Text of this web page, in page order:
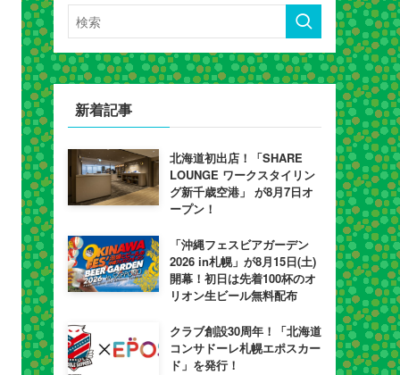
新着記事
北海道初出店！「SHARE
LOUNGE ワークスタイリン
グ新千歳空港」 が8月7日オ
ープン！
「沖縄フェスビアガーデン
2026 in札幌」が8月15日(土)
開幕！初日は先着100杯のオ
リオン生ビール無料配布
クラブ創設30周年！「北海道
コンサドーレ札幌エポスカー
ド」を発行！